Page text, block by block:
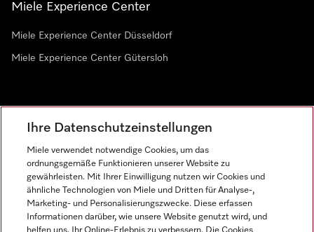
Miele Experience Center
Miele Experience Center Düsseldorf
Miele Experience Center Gütersloh
Ihre Datenschutzeinstellungen
Miele verwendet notwendige Cookies, um das
ordnungsgemäße Funktionieren unserer Website zu
gewährleisten. Mit Ihrer Einwilligung nutzen wir Cookies und
ähnliche Technologien von Miele und Dritten für Analyse-,
Marketing- und Personalisierungszwecke. Diese erfassen
Informationen darüber, wie unsere Website genutzt wird, und